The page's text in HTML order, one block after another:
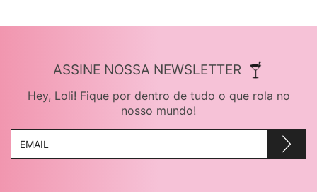
ASSINE NOSSA NEWSLETTER
Hey, Loli! Fique por dentro de tudo o que rola no
nosso mundo!